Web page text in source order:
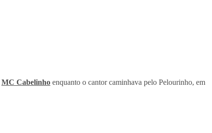
MC Cabelinho enquanto o cantor caminhava pelo Pelourinho, em